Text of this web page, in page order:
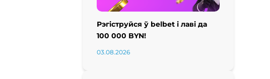
Рэгіструйся ў belbet і лаві да
100 000 BYN!
03.08.2026